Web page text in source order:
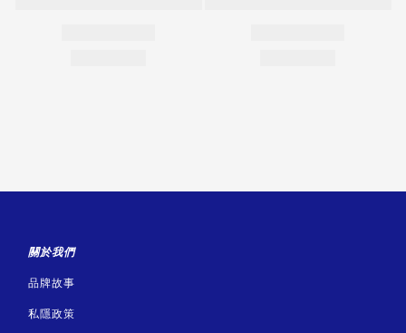
關於我們
品牌故事
私隱政策